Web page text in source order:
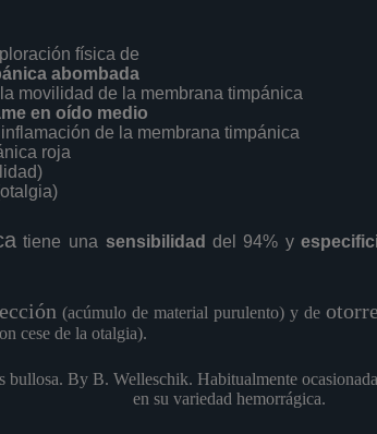
física de
abombada
movilidad de la membrana timpánica
en oído medio
de la membrana timpánica
roja
tiene una sensibilidad del 94% y
(acúmulo de material purulento) y de
cese de la otalgia).
By B. Welleschik. Habitualmente
en su variedad hemorrágica.